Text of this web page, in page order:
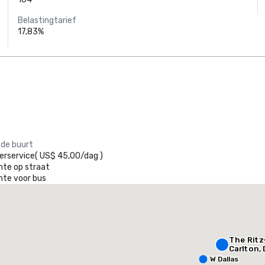
Belastingtarief
17,83%
buurt
( US$ 45,00/dag )
op straat
voor bus
The
Carlton,
Dallas Market
Ctr - Love
Field
W Dallas